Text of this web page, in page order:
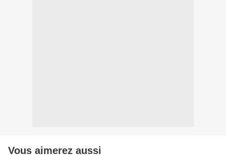
Vous aimerez aussi